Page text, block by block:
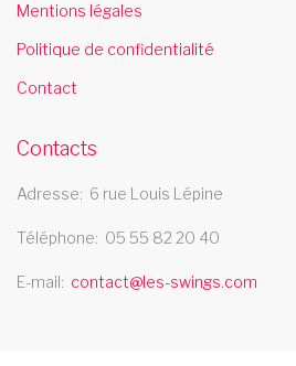
de tableaux de comedie musicale et
haute normandie
vendee
Mentions légales
Politique de confidentialité
Contact
Contacts
Adresse 6 rue Louis Lépine
Téléphone 05 55 82 20 40
E-mail contact@les-swings.com